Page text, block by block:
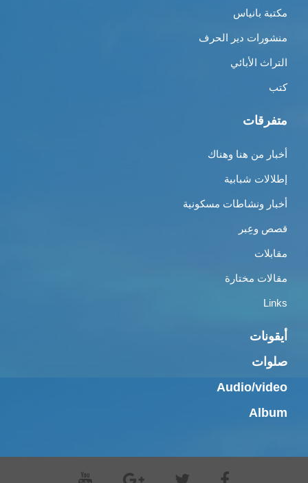
مكتبة بانياس
منشورات دير الحرف
التراث الأبائي
كتب
متفرقات
أخبار من هنا وهناك
إطلالات شبابية
أخبار ونشاطات مسكونية
قصص وعِبر
مقابلات
مقالات مختارة
Links
أيقونات
صلوات
Audio/video
Album